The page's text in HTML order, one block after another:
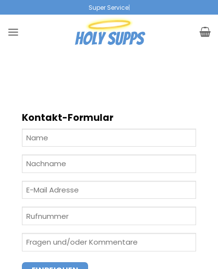
Inhalt
springen
|
Kontakt-Formular
Name
(Erforderlich)
Nachname
(Erforderlich)
E-
Mail
Adresse
(Erforderlich)
Rufnummer
Fragen
und/oder
Kommentare